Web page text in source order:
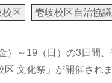
校区 壱岐校区自治協
）～19（日）の3日間
区 文化祭」が開催されま